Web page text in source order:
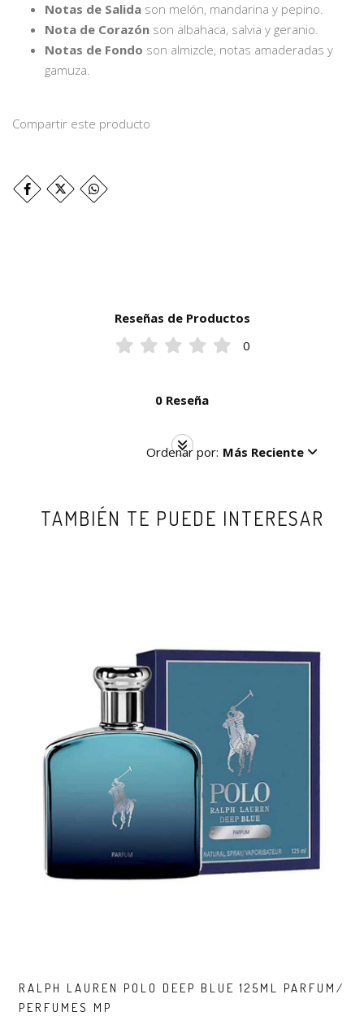
Notas de Salida son melón, mandarina y pepino.
Nota de Corazón son albahaca, salvia y geranio.
Notas de Fondo son almizcle, notas amaderadas y
gamuza.
Compartir este producto
Reseñas de Productos
0
0 Reseña
Ordenar por: Más Reciente
TAMBIÉN TE PUEDE INTERESAR
RALPH LAUREN POLO DEEP BLUE 125ML PARFUM/
PERFUMES MP